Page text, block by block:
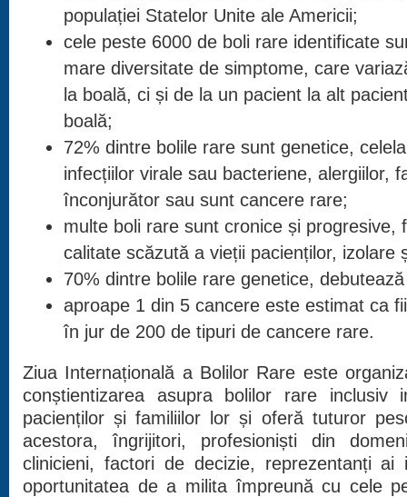
populației Statelor Unite ale Americii;
cele peste 6000 de boli rare identificate
mare diversitate de simptome, care
la boală, ci și de la un pacient la alt
boală;
72% dintre bolile rare sunt genetice,
infecțiilor virale sau bacteriene, alergiilor,
înconjurător sau sunt cancere rare;
multe boli rare sunt cronice și progresive,
calitate scăzută a vieții pacienților, izolare
70% dintre bolile rare genetice,
aproape 1 din 5 cancere este estimat ca
în jur de 200 de tipuri de cancere rare.
Ziua Internațională a Bolilor Rare este
conștientizarea asupra bolilor rare inclusiv
pacienților și familiilor lor și oferă tuturor
acestora, îngrijitori, profesioniști din
clinicieni, factori de decizie, reprezentanți ai
oportunitatea de a milita împreună cu cele